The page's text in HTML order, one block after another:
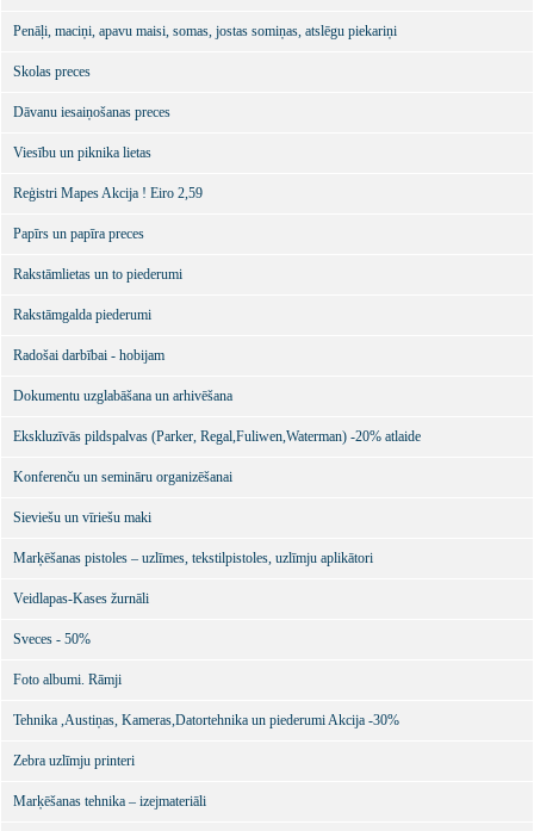
Penāļi, maciņi, apavu maisi, somas, jostas somiņas, atslēgu piekariņi
Skolas preces
Dāvanu iesaiņošanas preces
Viesību un piknika lietas
Reģistri Mapes Akcija ! Eiro 2,59
Papīrs un papīra preces
Rakstāmlietas un to piederumi
Rakstāmgalda piederumi
Radošai darbībai - hobijam
Dokumentu uzglabāšana un arhivēšana
Ekskluzīvās pildspalvas (Parker, Regal,Fuliwen,Waterman) -20% atlaide
Konferenču un semināru organizēšanai
Sieviešu un vīriešu maki
Marķēšanas pistoles – uzlīmes, tekstilpistoles, uzlīmju aplikātori
Veidlapas-Kases žurnāli
Sveces - 50%
Foto albumi. Rāmji
Tehnika ,Austiņas, Kameras,Datortehnika un piederumi Akcija -30%
Zebra uzlīmju printeri
Marķēšanas tehnika – izejmateriāli